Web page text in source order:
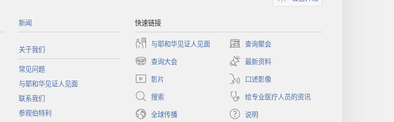
新闻
关于我们
常见问题
与耶和华见证人见面
联系我们
参观伯特利
快速链接
与耶和华见证人见面 查询聚会
（打
开
新
窗
口）
查询大会
（打
开
新
窗
口）
最新资料
影片
口述影像
搜索
给专业医疗人员的资讯
全球传播
说明